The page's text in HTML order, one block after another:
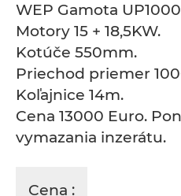
WEP Gamota
Motory 15 + 18,5KW.
Kotúče 550mm.
Priechod priemer
Koľajnice 14m.
Cena 13000 Euro.
vymazania inzerátu.
Cena :